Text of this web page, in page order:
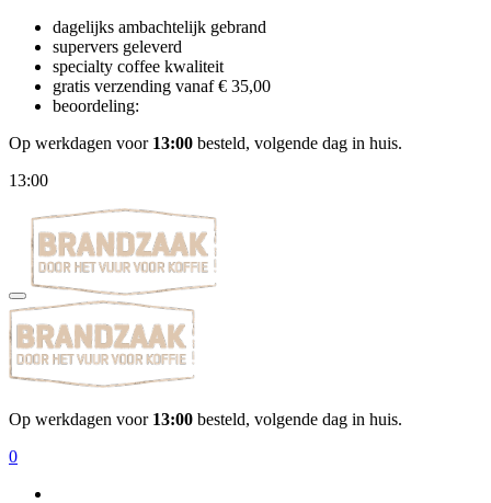
dagelijks ambachtelijk gebrand
supervers geleverd
specialty coffee kwaliteit
gratis verzending vanaf € 35,00
beoordeling:
Op werkdagen voor 13:00 besteld, volgende dag in huis.
13:00
Op werkdagen voor 13:00 besteld, volgende dag in huis.
0